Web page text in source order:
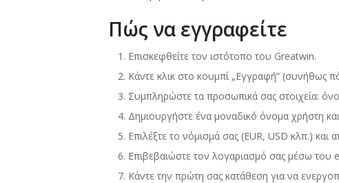
Πώς να εγγραφείτε
Επισκεφθείτε τον ιστότοπο του Greatwin.
Κάντε κλικ στο κουμπί „Εγγραφή” (συνήθως
Συμπληρώστε τα προσωπικά σας στοιχεία:
Δημιουργήστε ένα μοναδικό όνομα χρήστη
Επιλέξτε το νόμισμά σας (EUR, USD κλπ.) και
Επιβεβαιώστε τον λογαριασμό σας μέσω του
Κάντε την πρώτη σας κατάθεση για να